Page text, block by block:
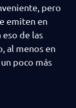
pero
emiten en
de las
al menos en
poco más